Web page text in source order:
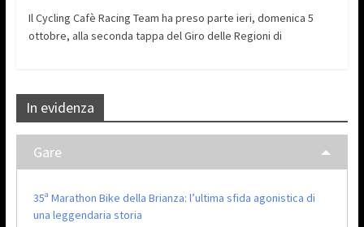
Il Cycling Cafè Racing Team ha preso parte ieri, domenica 5
ottobre, alla seconda tappa del Giro delle Regioni di
In evidenza
Gare
35ª Marathon Bike della Brianza: l’ultima sfida agonistica di
una leggendaria storia